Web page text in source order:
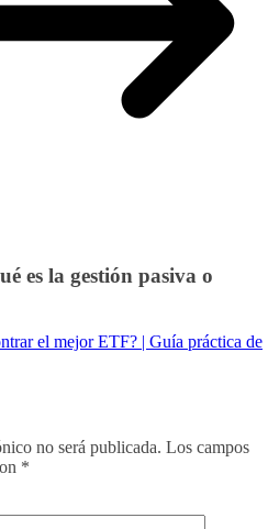
es la gestión pasiva o
el mejor ETF? | Guía práctica de
no será publicada. Los campos
*